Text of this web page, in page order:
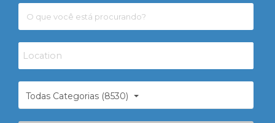
Todas Categorias (8530)